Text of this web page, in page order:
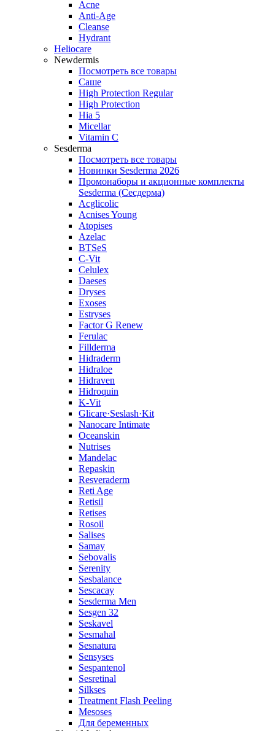
Acne
Anti‑Age
Cleanse
Hydrant
Heliocare
Newdermis
Посмотреть все товары
Саше
High Protection Regular
High Protection
Hia 5
Micellar
Vitamin C
Sesderma
Посмотреть все товары
Новинки Sesderma 2026
Промонаборы и акционные комплекты
Sesderma (Сесдерма)
Acglicolic
Acnises Young
Atopises
Azelac
BTSeS
C‑Vit
Celulex
Daeses
Dryses
Exoses
Estryses
Factor G Renew
Ferulac
Fillderma
Hidraderm
Hidraloe
Hidraven
Hidroquin
K-Vit
Glicare·Seslash·Kit
Nanocare Intimate
Oceanskin
Nutrises
Mandelac
Repaskin
Resveraderm
Reti Age
Retisil
Retises
Rosoil
Salises
Samay
Sebovalis
Serenity
Sesbalance
Sescacay
Sesderma Men
Sesgen 32
Seskavel
Sesmahal
Sesnatura
Sensyses
Sespantenol
Sesretinal
Silkses
Treatment Flash Peeling
Mesoses
Для беременных